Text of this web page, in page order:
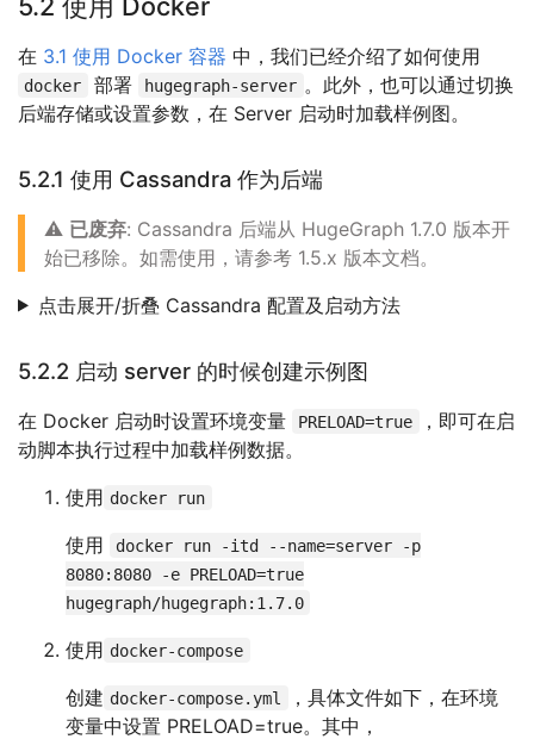
在 3.1 使用 Docker 容器 中，我们已经介绍了如何使用
docker 部署 hugegraph-server 。此外，也可以通过切换
后端存储或设置参数，在 Server 启动时加载样例图。
5.2.1 使用 Cassandra 作为后端
⚠️ 已废弃: Cassandra 后端从 HugeGraph 1.7.0 版本开
始已移除。如需使用，请参考 1.5.x 版本文档。
点击展开/折叠 Cassandra 配置及启动方法
5.2.2 启动 server 的时候创建示例图
在 Docker 启动时设置环境变量 PRELOAD=true
，即可在启
动脚本执行过程中加载样例数据。
使用 docker run
使用
docker run -itd --name=server -p
8080:8080 -e PRELOAD=true
hugegraph/hugegraph:1.7.0
使用 docker-compose
创建 docker-compose.yml
，具体文件如下，在环境
变量中设置 PRELOAD=true。其中，